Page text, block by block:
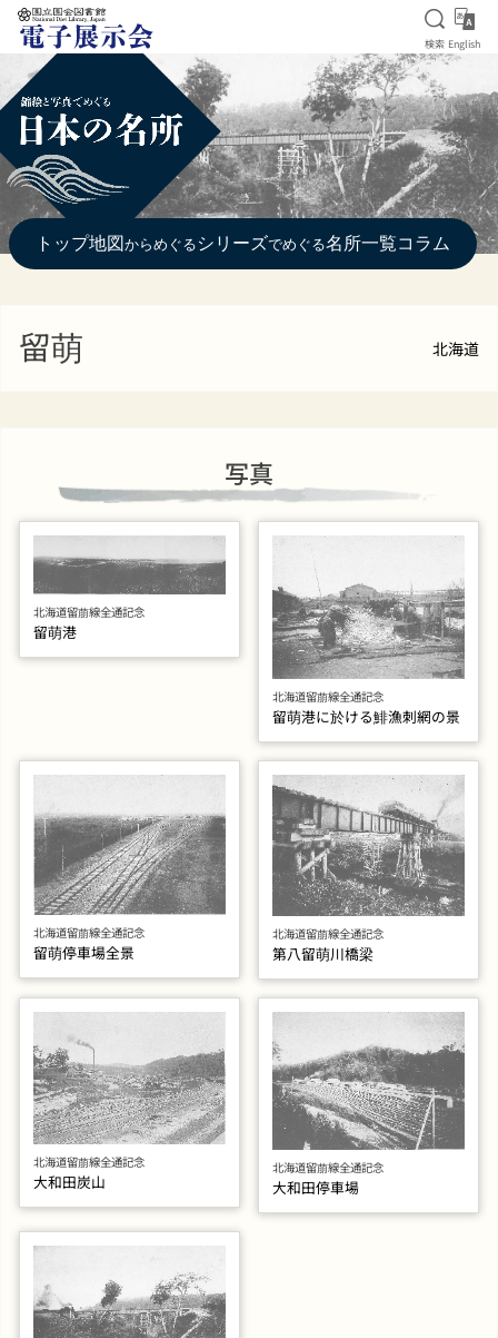
本文へ移動
検索を
検索 English
トップ地図 からめぐる シリーズでめぐる名所一覧コラム
留萌 北海道
写真
北海道留萠線全通記念
留萌港
北海道留萠線全通記念
留萌港に於ける鯡漁刺網の景
北海道留萠線全通記念
留萌停車場全景
北海道留萠線全通記念
第八留萌川橋梁
北海道留萠線全通記念
大和田炭山
北海道留萠線全通記念
大和田停車場